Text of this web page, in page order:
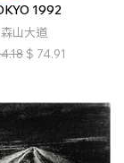
1992
森山大道
$ 74.91